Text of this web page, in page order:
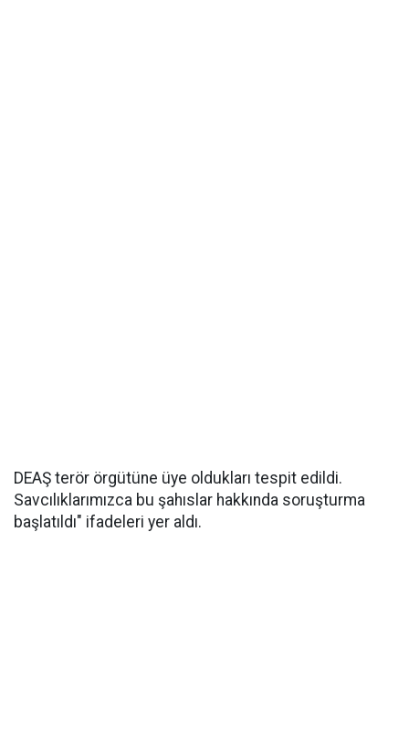
DEAŞ terör örgütüne üye oldukları tespit edildi.
Savcılıklarımızca bu şahıslar hakkında soruşturma
başlatıldı" ifadeleri yer aldı.